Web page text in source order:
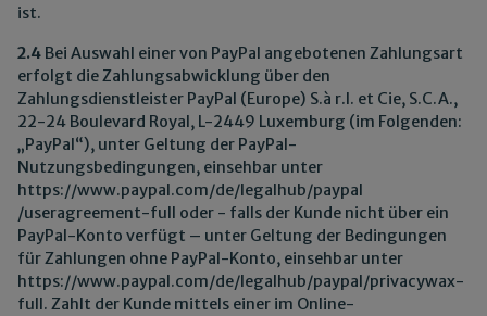
ist.
2.4 Bei Auswahl einer von PayPal angebotenen Zahlungsart
erfolgt die Zahlungsabwicklung über den
Zahlungsdienstleister PayPal (Europe) S.à r.l. et Cie, S.C.A.,
22-24 Boulevard Royal, L-2449 Luxemburg (im Folgenden:
„PayPal“), unter Geltung der PayPal-
Nutzungsbedingungen, einsehbar unter
https://www.paypal.com/de/legalhub/paypal
/useragreement-full oder - falls der Kunde nicht über ein
PayPal-Konto verfügt – unter Geltung der Bedingungen
für Zahlungen ohne PayPal-Konto, einsehbar unter
https://www.paypal.com/de/legalhub/paypal/privacywax-
full. Zahlt der Kunde mittels einer im Online-